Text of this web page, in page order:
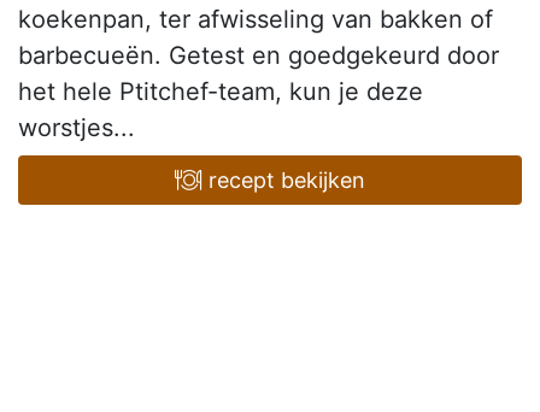
koekenpan, ter afwisseling van bakken of
barbecueën. Getest en goedgekeurd door
het hele Ptitchef-team, kun je deze
worstjes...
recept bekijken